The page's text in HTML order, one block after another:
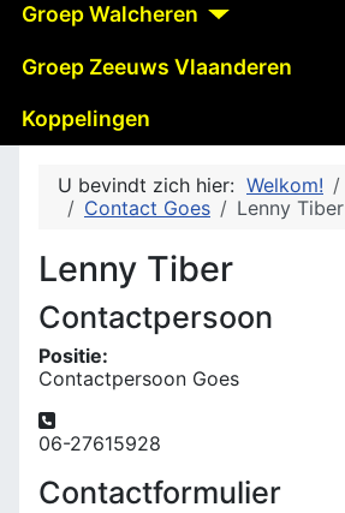
Groep Walcheren
Groep Zeeuws Vlaanderen
Koppelingen
U bevindt zich hier: Welkom!
Contact Goes
Lenny Tiber
Lenny Tiber
Contactpersoon
Positie:
Contactpersoon Goes
Telefoon:
06-27615928
Contactformulier